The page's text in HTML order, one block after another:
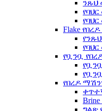
ንጹህ
Flake
የቧንቧ
የበረዶ
ግልጽ